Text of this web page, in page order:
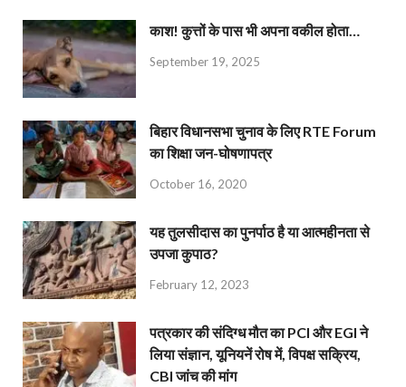
काश! कुत्तों के पास भी अपना वकील होता…
September 19, 2025
बिहार विधानसभा चुनाव के लिए RTE Forum
का शिक्षा जन-घोषणापत्र
October 16, 2020
यह तुलसीदास का पुनर्पाठ है या आत्महीनता से
उपजा कुपाठ?
February 12, 2023
पत्रकार की संदिग्ध मौत का PCI और EGI ने
लिया संज्ञान, यूनियनें रोष में, विपक्ष सक्रिय,
CBI जांच की मांग